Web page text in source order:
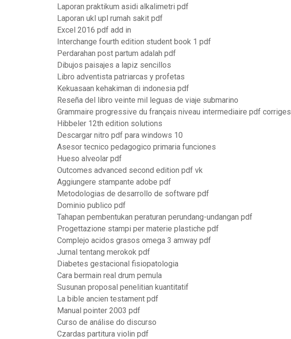
Laporan praktikum asidi alkalimetri pdf
Laporan ukl upl rumah sakit pdf
Excel 2016 pdf add in
Interchange fourth edition student book 1 pdf
Perdarahan post partum adalah pdf
Dibujos paisajes a lapiz sencillos
Libro adventista patriarcas y profetas
Kekuasaan kehakiman di indonesia pdf
Reseña del libro veinte mil leguas de viaje submarino
Grammaire progressive du français niveau intermediaire pdf corriges
Hibbeler 12th edition solutions
Descargar nitro pdf para windows 10
Asesor tecnico pedagogico primaria funciones
Hueso alveolar pdf
Outcomes advanced second edition pdf vk
Aggiungere stampante adobe pdf
Metodologias de desarrollo de software pdf
Dominio publico pdf
Tahapan pembentukan peraturan perundang-undangan pdf
Progettazione stampi per materie plastiche pdf
Complejo acidos grasos omega 3 amway pdf
Jurnal tentang merokok pdf
Diabetes gestacional fisiopatologia
Cara bermain real drum pemula
Susunan proposal penelitian kuantitatif
La bible ancien testament pdf
Manual pointer 2003 pdf
Curso de análise do discurso
Czardas partitura violin pdf